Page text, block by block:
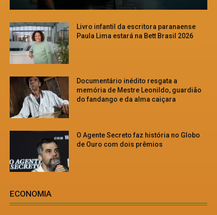
Livro infantil da escritora paranaense
Paula Lima estará na Bett Brasil 2026
Documentário inédito resgata a
memória de Mestre Leonildo, guardião
do fandango e da alma caiçara
O Agente Secreto faz história no Globo
de Ouro com dois prêmios
ECONOMIA